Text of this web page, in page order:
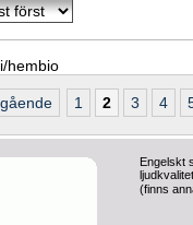
hembio
1 2 3 4
Engelskt
(finns